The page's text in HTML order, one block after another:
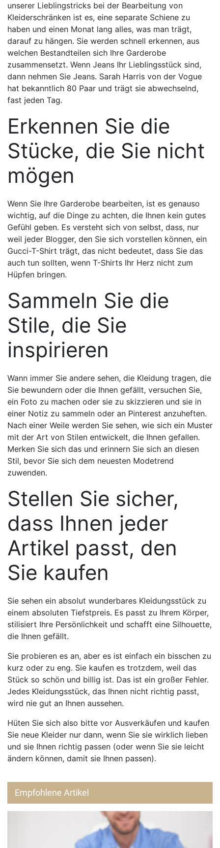
unserer Lieblingstricks bei der Bearbeitung von
Kleiderschränken ist es, eine separate Schiene zu
haben und einen Monat lang alles, was man trägt,
darauf zu hängen. Sie werden schnell erkennen, aus
welchen Bestandteilen sich Ihre Garderobe
zusammensetzt. Wenn Jeans Ihr Lieblingsstück sind,
dann nehmen Sie Jeans. Sarah Harris von der Vogue
hat bekanntlich 80 Paar und trägt sie abwechselnd,
fast jeden Tag.
Erkennen Sie die
Stücke, die Sie nicht
mögen
Wenn Sie Ihre Garderobe bearbeiten, ist es genauso
wichtig, auf die Dinge zu achten, die Ihnen kein gutes
Gefühl geben. Es versteht sich von selbst, dass, nur
weil jeder Blogger, den Sie sich vorstellen können, ein
Gucci-T-Shirt trägt, das nicht bedeutet, dass Sie das
auch tun sollten, wenn T-Shirts Ihr Herz nicht zum
Hüpfen bringen.
Sammeln Sie die
Stile, die Sie
inspirieren
Wann immer Sie andere sehen, die Kleidung tragen, die
Sie bewundern oder die Ihnen gefällt, versuchen Sie,
ein Foto zu machen oder sie zu skizzieren und sie in
einer Notiz zu sammeln oder an Pinterest anzuheften.
Nach einer Weile werden Sie sehen, wie sich ein Muster
mit der Art von Stilen entwickelt, die Ihnen gefallen.
Merken Sie sich das und erinnern Sie sich an diesen
Stil, bevor Sie sich dem neuesten Modetrend
zuwenden.
Stellen Sie sicher,
dass Ihnen jeder
Artikel passt, den
Sie kaufen
Sie sehen ein absolut wunderbares Kleidungsstück zu
einem absoluten Tiefstpreis. Es passt zu Ihrem Körper,
stilisiert Ihre Persönlichkeit und schafft eine Silhouette,
die Ihnen gefällt.
Sie probieren es an, aber es ist einfach ein bisschen zu
kurz oder zu eng. Sie kaufen es trotzdem, weil das
Stück so schön und billig ist. Das ist ein großer Fehler.
Jedes Kleidungsstück, das Ihnen nicht richtig passt,
wird nie gut an Ihnen aussehen.
Hüten Sie sich also bitte vor Ausverkäufen und kaufen
Sie neue Kleider nur dann, wenn Sie sie wirklich lieben
und sie Ihnen richtig passen (oder wenn Sie sie leicht
ändern können, damit sie Ihnen passen).
Empfohlene Artikel